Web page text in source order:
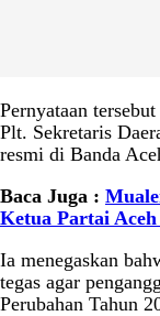
Pernyataan
Plt. Sekretaris
resmi di Banda
Baca Juga :
Ketua Partai Aceh
Ia menegaskan
tegas agar
Perubahan Tahun